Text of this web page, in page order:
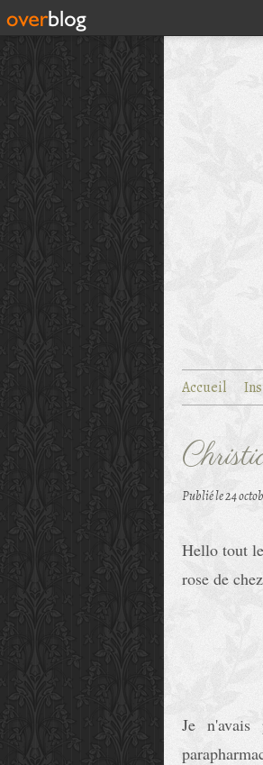
Accueil
Publié le24
Hello tout
rose de
Je